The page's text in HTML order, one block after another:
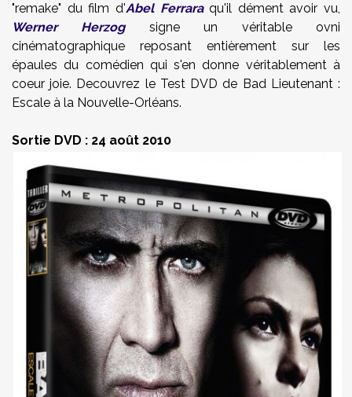
"remake" du film d'Abel Ferraraqu'il dément avoir vu,
Werner Herzogsigne un véritable ovni
cinématographique reposant entièrement sur les
épaules du comédien qui s'en donne véritablement à
coeur joie. Decouvrez le Test DVD de Bad Lieutenant :
Escale à la Nouvelle-Orléans.
Sortie DVD : 24 août 2010